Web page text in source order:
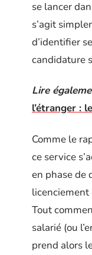
se lancer
s’agit
d’identifier
candidature
Lire
l’étranger :
Comme le
ce service
en phase de
licenciement
Tout
salarié (ou
prend alors